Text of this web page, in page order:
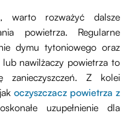
warto rozważyć dalsze
powietrza. Regularne
dymu tytoniowego oraz
nawilżaczy powietrza to
zanieczyszczeń. Z kolei
oczyszczacz powietrza z
uzupełnienie dla